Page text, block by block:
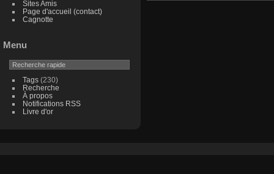
Sites Amis
Page d'accueil (contact)
Cagnotte
Menu
Tags(230)
Recherche
À propos
Notifications RSS
Livre d'or